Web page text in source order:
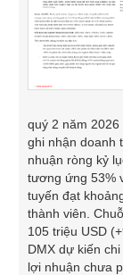
quý 2 năm
ghi nhận doanh
nhuận ròng kỷ
tương ứng 53%
tuyến đạt
thành viên.
105 triệu USD
DMX dự kiến
lợi nhuận chưa
CÔNG
NGHỆ
THÔNG
TIN